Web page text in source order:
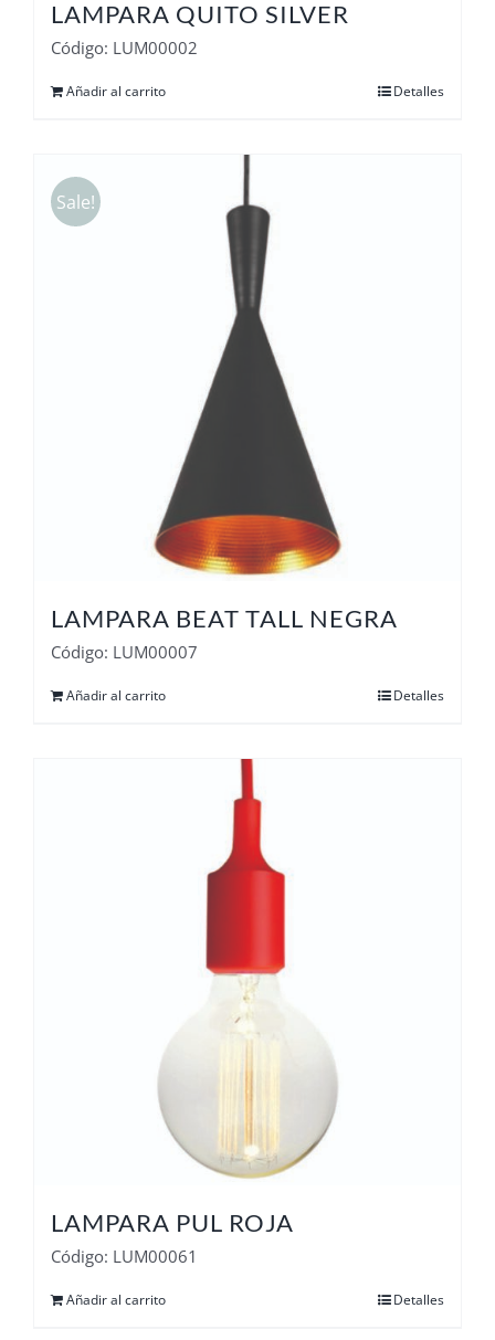
LAMPARA QUITO SILVER
Código: LUM00002
Añadir al carrito Detalles
Sale!
LAMPARA BEAT TALL NEGRA
Código: LUM00007
Añadir al carrito Detalles
LAMPARA PUL ROJA
Código: LUM00061
Añadir al carrito Detalles